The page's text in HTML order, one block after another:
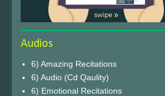
Audios
6) Amazing Recitations
6) Audio (Cd Qaulity)
6) Emotional Recitations